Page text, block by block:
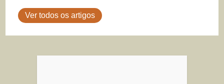
Ver todos os artigos